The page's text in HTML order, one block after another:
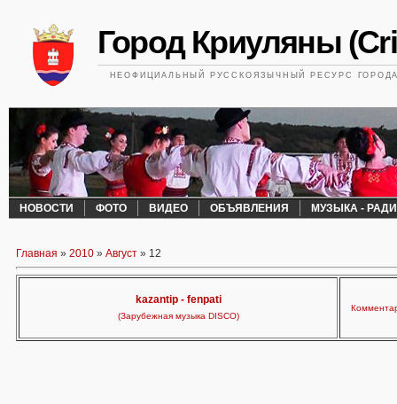
Город Криуляны
НЕОФИЦИАЛЬНЫЙ РУССКОЯЗЫЧНЫЙ РЕСУРС
НОВОСТИ ФОТО ВИДЕО ОБЪЯВЛЕНИЯ МУЗЫКА -
Главная » 2010 » Август » 12
kazantip - fenpati
(Зарубежная музыка DISCO)